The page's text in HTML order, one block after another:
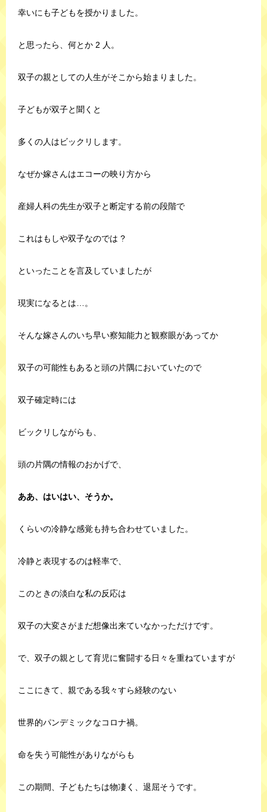
幸いにも子どもを授かりました。
と思ったら、何とか 2 人。
双子の親としての人生がそこから始まりました。
子どもが双子と聞くと
多くの人はビックリします。
なぜか嫁さんはエコーの映り方から
産婦人科の先生が双子と断定する前の段階で
これはもしや双子なのでは ?
といったことを言及していましたが
現実になるとは…。
そんな嫁さんのいち早い察知能力と観察眼があってか
双子の可能性もあると頭の片隅においていたので
双子確定時には
ビックリしながらも、
頭の片隅の情報のおかげで、
ああ、はいはい、そうか。
くらいの冷静な感覚も持ち合わせていました。
冷静と表現するのは軽率で、
このときの淡白な私の反応は
双子の大変さがまだ想像出来ていなかっただけです。
で、双子の親として育児に奮闘する日々を重ねていますが
ここにきて、親である我々すら経験のない
世界的パンデミックなコロナ禍。
命を失う可能性がありながらも
この期間、子どもたちは物凄く、退屈そうです。